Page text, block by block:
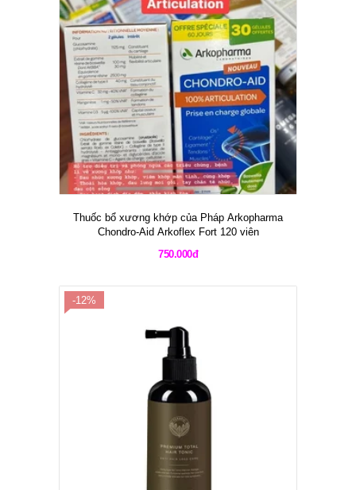
Thuốc bổ xương khớp của Pháp Arkopharma
Chondro-Aid Arkoflex Fort 120 viên
750.000đ
-12%